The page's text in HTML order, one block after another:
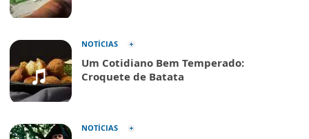
NOTÍCIAS
Um Cotidiano Bem Temperado:
Croquete de Batata
NOTÍCIAS